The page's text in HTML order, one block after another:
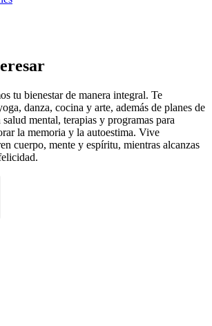
tu bienestar de manera integral. Te
danza, cocina y arte, además de planes de
salud mental, terapias y programas para
la memoria y la autoestima. Vive
cuerpo, mente y espíritu, mientras alcanzas